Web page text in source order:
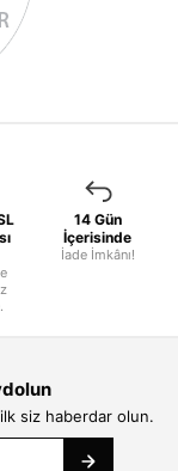
14 Gün
İçerisinde
İade İmkânı!
siz haberdar olun.